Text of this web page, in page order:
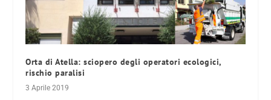
Orta di Atella: sciopero degli operatori ecologici,
rischio paralisi
3 Aprile 2019